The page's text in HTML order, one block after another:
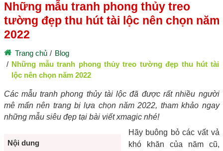
Những mẫu tranh phong thủy treo
tường đẹp thu hút tài lộc nên chọn năm
2022
Trang chủ
Blog
Những mẫu tranh phong thủy treo tường đẹp thu hút tài
lộc nên chọn năm 2022
Các mẫu tranh phong thủy tài lộc đã được rất nhiều người
mê mẩn nên trang bị lựa chọn năm 2022, tham khảo ngay
những mẫu siêu đẹp tại bài viết xmagic nhé!
Nội dung
Hãy buông bỏ các vất vả
khó khăn của năm cũ,